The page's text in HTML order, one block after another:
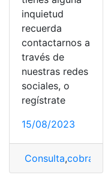
inquietud
recuerda
contactarnos a
través de
nuestras redes
sociales, o
regístrate
15/08/2023
Consulta,cobrar